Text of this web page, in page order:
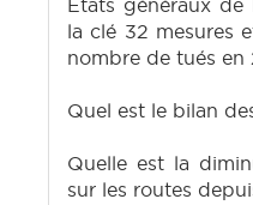
États généraux
la clé 32 mesures
nombre de tués en
Quel est le bilan
Quelle est la
sur les routes